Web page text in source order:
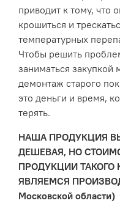
приводит к тому, что
крошиться и
температурных
Чтобы решить
заниматься закупкой
демонтаж старого
это деньги и время,
терять.
НАША ПРОДУКЦИЯ
ДЕШЕВАЯ, НО
ПРОДУКЦИИ ТАКОГО
ЯВЛЯЕМСЯ
Московской области)